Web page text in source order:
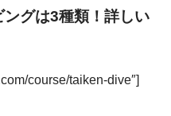
グは3種類！詳しい
course/taiken-dive″]